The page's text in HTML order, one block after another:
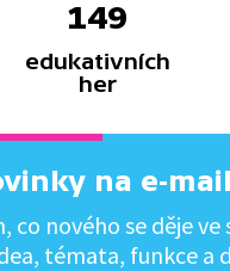
149
edukativních
her
na e-mail
co nového se děje ve
témata, funkce a